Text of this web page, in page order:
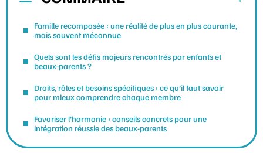
Famille recomposée : une réalité de plus en plus courante,
mais souvent méconnue
Quels sont les défis majeurs rencontrés par enfants et
beaux-parents ?
Droits, rôles et besoins spécifiques : ce qu’il faut savoir
pour mieux comprendre chaque membre
Favoriser l’harmonie : conseils concrets pour une
intégration réussie des beaux-parents